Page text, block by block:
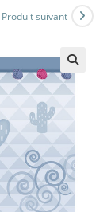
Produit suivant